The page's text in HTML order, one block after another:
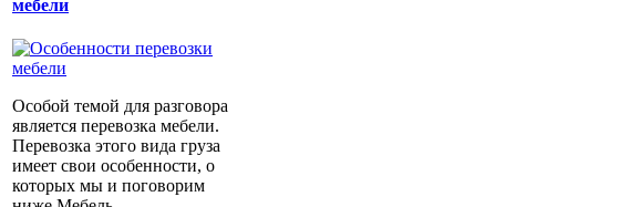
мебели
Особой темой для разговора
является перевозка мебели.
Перевозка этого вида груза
имеет свои особенности, о
которых мы и поговорим